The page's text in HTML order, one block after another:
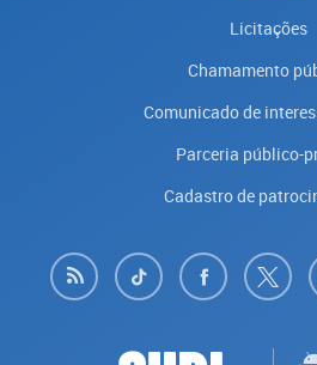
Licitações
Chamamento
Comunicado de
Parceria público-
Cadastro de